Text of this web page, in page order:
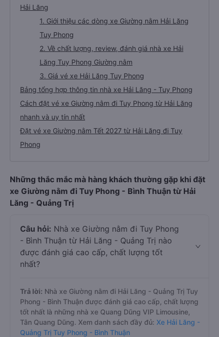
Hải Lăng
1. Giới thiệu các dòng xe Giường nằm Hải Lăng
Tuy Phong
2. Về chất lượng, review, đánh giá nhà xe Hải
Lăng Tuy Phong Giường nằm
3. Giá vé xe Hải Lăng Tuy Phong
Bảng tổng hợp thông tin nhà xe Hải Lăng - Tuy Phong
Cách đặt vé xe Giường nằm đi Tuy Phong từ Hải Lăng
nhanh và uy tín nhất
Đặt vé xe Giường nằm Tết 2027 từ Hải Lăng đi Tuy
Phong
Những thắc mắc mà hàng khách thường gặp khi đặt
xe Giường nằm đi Tuy Phong - Bình Thuận từ Hải
Lăng - Quảng Trị
Câu hỏi: Nhà xe Giường nằm đi Tuy Phong
- Bình Thuận từ Hải Lăng - Quảng Trị nào
được đánh giá cao cấp, chất lượng tốt
nhất?
Trả lời: Nhà xe Giường nằm đi Hải Lăng - Quảng Trị Tuy
Phong - Bình Thuận được đánh giá cao cấp, chất lượng
tốt nhất là những nhà xe Quang Dũng VIP Limousine,
Tân Quang Dũng. Xem danh sách đầy đủ: Xe Hải Lăng -
Quảng Trị Tuy Phong - Bình Thuận